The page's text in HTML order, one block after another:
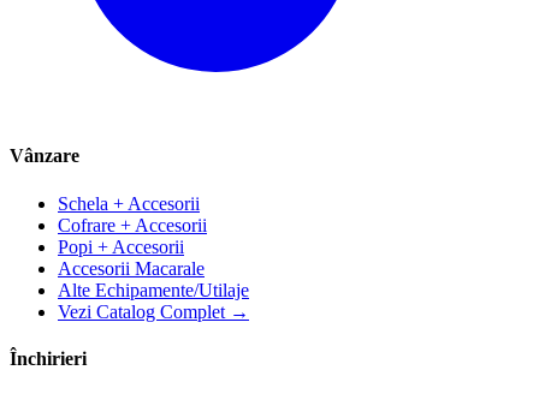
Vânzare
Schela + Accesorii
Cofrare + Accesorii
Popi + Accesorii
Accesorii Macarale
Alte Echipamente/Utilaje
Vezi Catalog Complet →
Închirieri